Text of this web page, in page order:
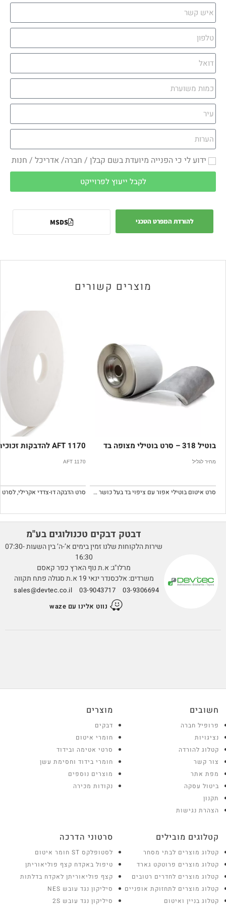
ידוע לי כי הפנייה מיועדת בשם קבלן / חברה/ אדריכל / חנות
לקבל ייעוץ לפרוייקט
להורדת המפרט הטכני MSDS
מוצרים קשורים
בוטיל 318 – סרט בוטילי מצופה בד
מחיר לגליל
סרט איטום בוטילי אפור עם ציפוי בד בעל כושר הידבקות מצוינת.
AFT 1170 להדבקות זכוכית
AFT 1170
דבטק דבקים טכנולוגים בע''מ
שירות הלקוחות שלנו זמין בימים א’-ה’ בין השעות 07:30-
16:30
מרלו"ג: א.ת נוף הארץ כפר קאסם
משרדים: אלכסנדר ינאי 19 א.ת סגולה פתח תקווה
03-9306694
03-9043717
sales@devtec.co.il
נווט אלינו עם waze
חשובים
פרופיל חברה
נציגויות
קטלוג להורדה
צור קשר
מפת אתר
ביטול עסקה
תקנון
הצהרת נגישות
מוצרים
דבקים
חומרי איטום
סרטי אטימה ובידוד
חומרי בידוד וחסימת עשן
מוצרים נוספים
נקודות מכירה
קטלוגים מובילים
קטלוג מוצרים לבתי מסחר
קטלוג מוצרים פרוטקט גארד
קטלוג מוצרים לחדרים רטובים
קטלוג מוצרים לתחזוקת אופניים
קטלוג בניין ואיטום
סרטוני הדרכה
לסטופלקס ST חומר איטום
טיפול באקדח קצף פוליאוריתן
קצף פוליאוריתן לאקדח בדלתות
סיליקון נגד עובש NES
סיליקון נגד עובש 2S